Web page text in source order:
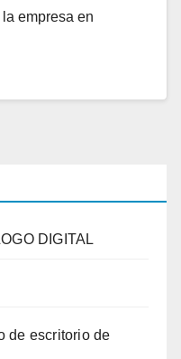
empresa en
DIGITAL
de escritorio de